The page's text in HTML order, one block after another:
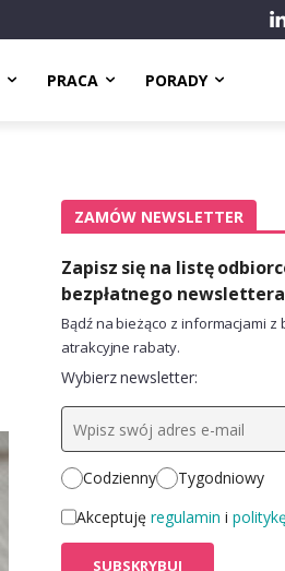
PRACA PORADY
ZAMÓW NEWSLETTER
Zapisz się na listę
bezpłatnego
Bądź na bieżąco z informacjami z
atrakcyjne rabaty.
Wybierz newsletter:
Codzienny
Tygodniowy
Akceptuję regulamin i